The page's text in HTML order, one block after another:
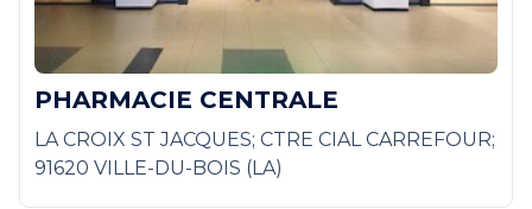
PHARMACIE CENTRALE
LA CROIX ST JACQUES; CTRE CIAL CARREFOUR;
91620 VILLE-DU-BOIS (LA)